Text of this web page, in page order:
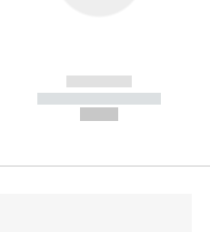
------------
----------- -----------